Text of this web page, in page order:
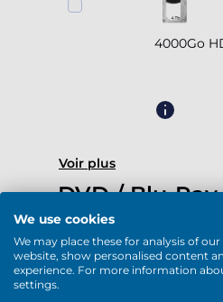
4000Go
Voir plus
DVD / Blu-Ray
We use cookies
We may place these for analysis of
website, show personalised content
experience. For more information
settings.